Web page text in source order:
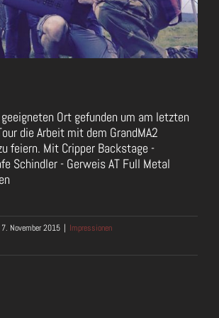
Ort gefunden um am letzten
die Arbeit mit dem GrandMA2
feiern. Mit Cripper Backstage -
Schindler - Gerweis AT Full Metal
7. November 2015 | Impressionen